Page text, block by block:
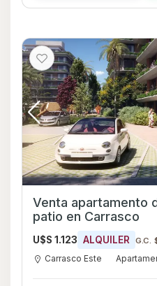
Venta apartamento
patio en Carrasco
U$S 1.123 ALQUILER G.C.
Carrasco Este